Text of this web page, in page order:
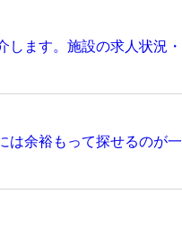
ます。施設の求人状況・
は余裕もって探せるのが一